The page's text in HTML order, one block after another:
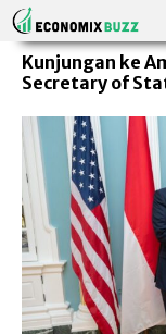
Kunjungan ke
Secretary of